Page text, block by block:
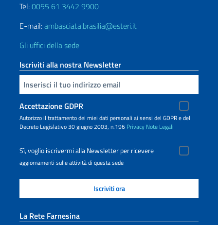
Tel:0055 61 3442 9900
E-mail:ambasciata.brasilia@esteri.it
Gli uffici della sede
Iscriviti alla nostra Newsletter
Inserisci la tua email
Accettazione GDPR
Autorizzo il trattamento dei miei dati personali ai sensi del GDPR e del
Decreto Legislativo 30 giugno 2003, n.196 Privacy Note Legali
Sì, voglio iscrivermi alla Newsletter per ricevere
aggiornamenti sulle attività di questa sede
La Rete Farnesina